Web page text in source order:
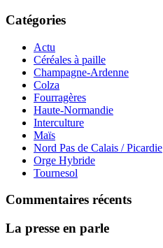
Catégories
Actu
Céréales à paille
Champagne-Ardenne
Colza
Fourragères
Haute-Normandie
Interculture
Maïs
Nord Pas de Calais / Picardie
Orge Hybride
Tournesol
Commentaires récents
La presse en parle